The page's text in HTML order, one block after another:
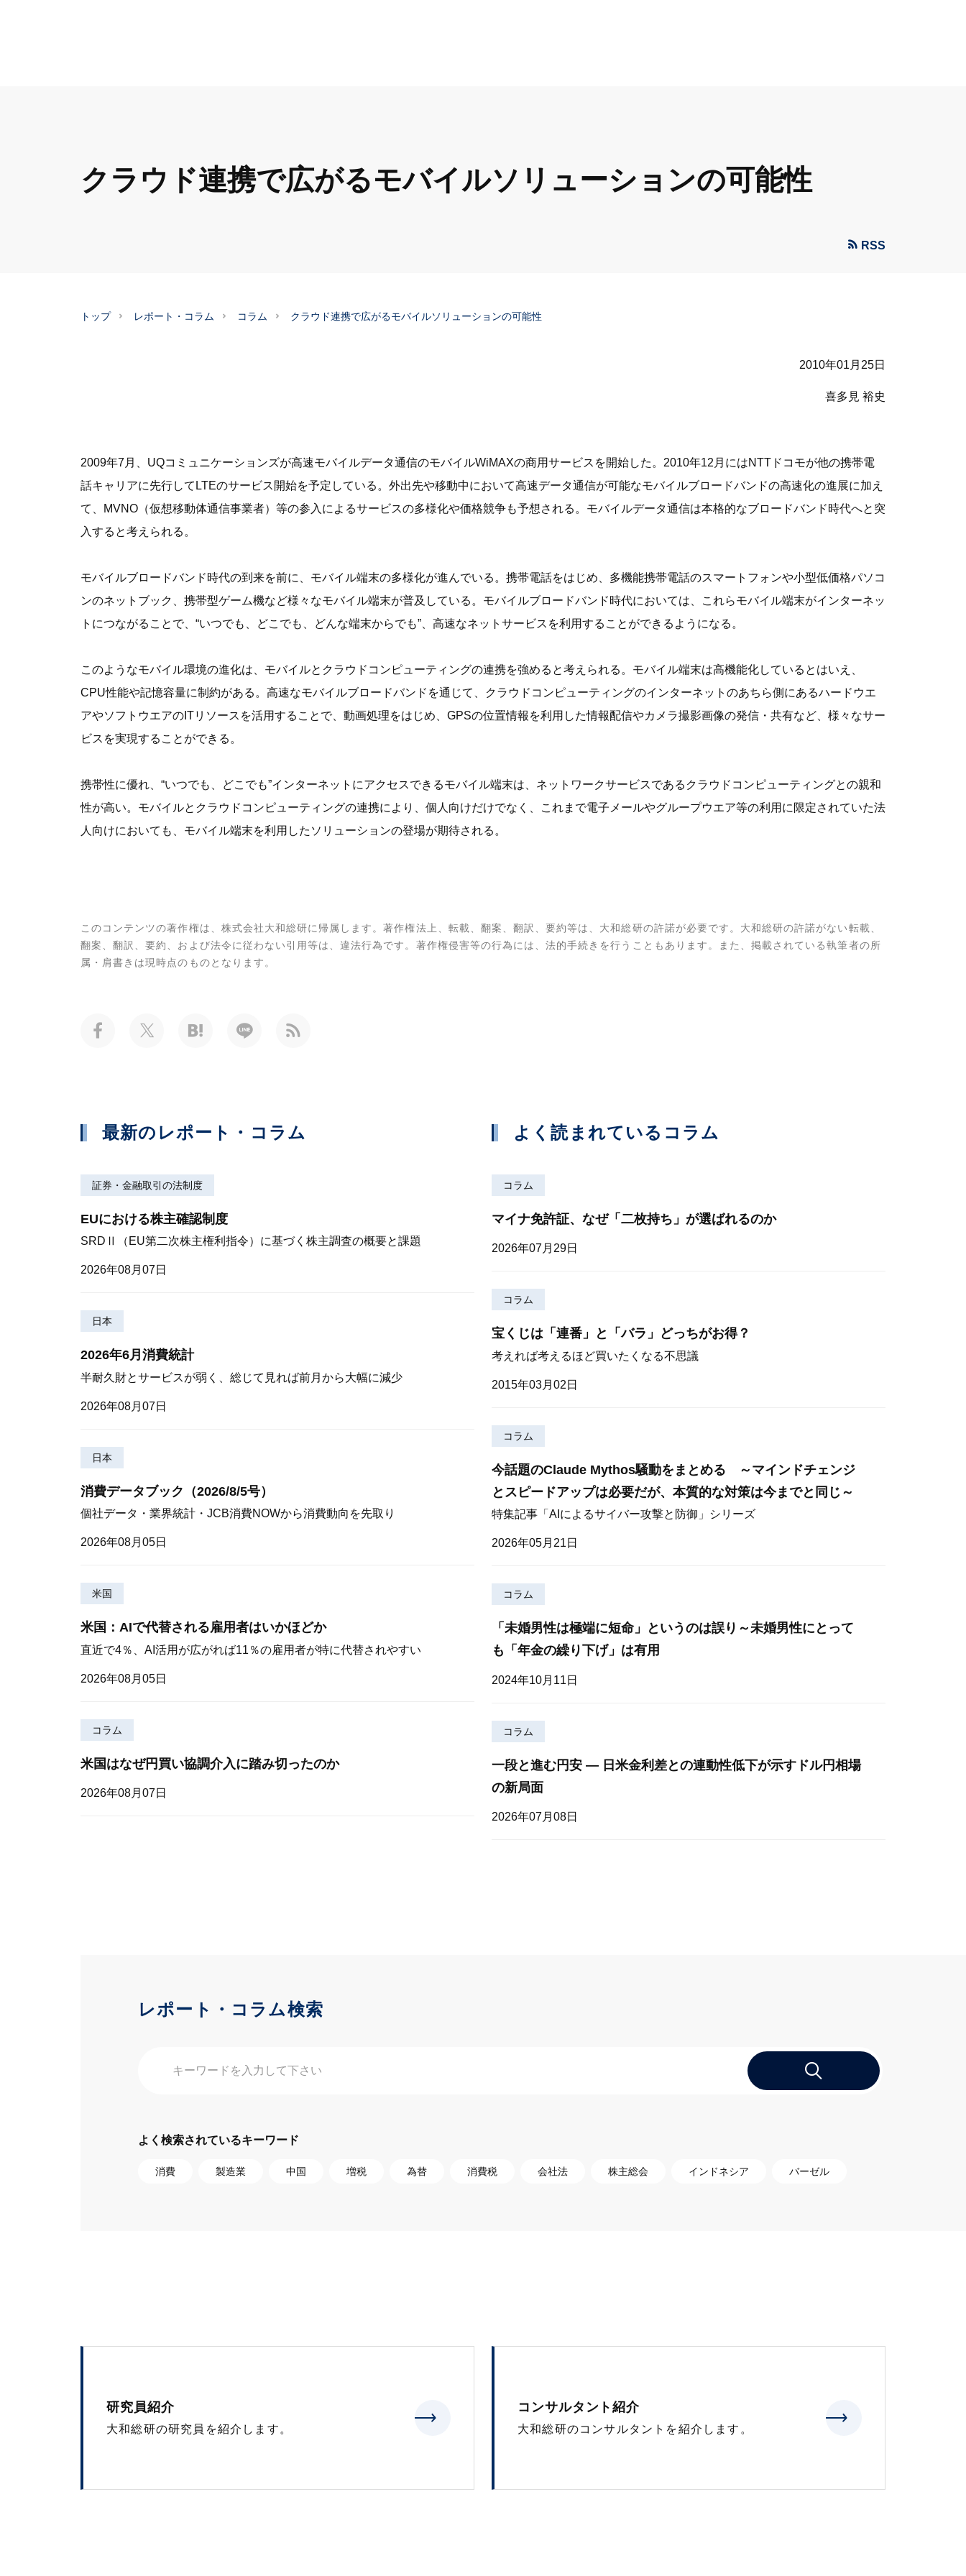
クラウド連携で広がるモバイルソリューションの可能性
RSS
トップ レポート・コラム コラム クラウド連携で広がるモバイルソリューションの可能性
2010年01月25日
喜多見 裕史
2009年7月、UQコミュニケーションズが高速モバイルデータ通信のモバイルWiMAXの商用サービスを開始した。2010年12月にはNTTドコモが他の携帯電
話キャリアに先行してLTEのサービス開始を予定している。外出先や移動中において高速データ通信が可能なモバイルブロードバンドの高速化の進展に加え
て、MVNO（仮想移動体通信事業者）等の参入によるサービスの多様化や価格競争も予想される。モバイルデータ通信は本格的なブロードバンド時代へと突
入すると考えられる。
モバイルブロードバンド時代の到来を前に、モバイル端末の多様化が進んでいる。携帯電話をはじめ、多機能携帯電話のスマートフォンや小型低価格パソコ
ンのネットブック、携帯型ゲーム機など様々なモバイル端末が普及している。モバイルブロードバンド時代においては、これらモバイル端末がインターネッ
トにつながることで、“いつでも、どこでも、どんな端末からでも”、高速なネットサービスを利用することができるようになる。
このようなモバイル環境の進化は、モバイルとクラウドコンピューティングの連携を強めると考えられる。モバイル端末は高機能化しているとはいえ、
CPU性能や記憶容量に制約がある。高速なモバイルブロードバンドを通じて、クラウドコンピューティングのインターネットのあちら側にあるハードウエ
アやソフトウエアのITリソースを活用することで、動画処理をはじめ、GPSの位置情報を利用した情報配信やカメラ撮影画像の発信・共有など、様々なサー
ビスを実現することができる。
携帯性に優れ、“いつでも、どこでも”インターネットにアクセスできるモバイル端末は、ネットワークサービスであるクラウドコンピューティングとの親和
性が高い。モバイルとクラウドコンピューティングの連携により、個人向けだけでなく、これまで電子メールやグループウエア等の利用に限定されていた法
人向けにおいても、モバイル端末を利用したソリューションの登場が期待される。
このコンテンツの著作権は、株式会社大和総研に帰属します。著作権法上、転載、翻案、翻訳、要約等は、大和総研の許諾が必要です。大和総研の許諾がない転載、
翻案、翻訳、要約、および法令に従わない引用等は、違法行為です。著作権侵害等の行為には、法的手続きを行うこともあります。また、掲載されている執筆者の所
属・肩書きは現時点のものとなります。
最新のレポート・コラム
証券・金融取引の法制度
EUにおける株主確認制度
SRDⅡ（EU第二次株主権利指令）に基づく株主調査の概要と課題
2026年08月07日
日本
2026年6月消費統計
半耐久財とサービスが弱く、総じて見れば前月から大幅に減少
2026年08月07日
日本
消費データブック（2026/8/5号）
個社データ・業界統計・JCB消費NOWから消費動向を先取り
2026年08月05日
米国
米国：AIで代替される雇用者はいかほどか
直近で4％、AI活用が広がれば11％の雇用者が特に代替されやすい
2026年08月05日
コラム
米国はなぜ円買い協調介入に踏み切ったのか
2026年08月07日
よく読まれているコラム
コラム
マイナ免許証、なぜ「二枚持ち」が選ばれるのか
2026年07月29日
コラム
宝くじは「連番」と「バラ」どっちがお得？
考えれば考えるほど買いたくなる不思議
2015年03月02日
コラム
今話題のClaude Mythos騒動をまとめる ～マインドチェンジ
とスピードアップは必要だが、本質的な対策は今までと同じ～
特集記事「AIによるサイバー攻撃と防御」シリーズ
2026年05月21日
コラム
「未婚男性は極端に短命」というのは誤り～未婚男性にとって
も「年金の繰り下げ」は有用
2024年10月11日
コラム
一段と進む円安 — 日米金利差との連動性低下が示すドル円相場
の新局面
2026年07月08日
レポート・コラム検索
よく検索されているキーワード
消費 製造業 中国 増税 為替 消費税 会社法 株主総会 インドネシア バーゼル
研究員紹介
大和総研の研究員を紹介します。
コンサルタント紹介
大和総研のコンサルタントを紹介します。